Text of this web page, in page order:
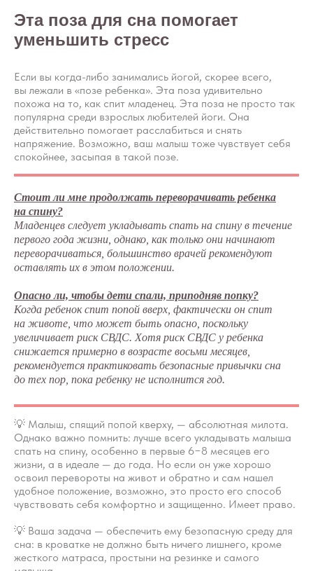
Эта поза для сна помогает
уменьшить стресс
Если вы когда-либо занимались йогой, скорее всего,
вы лежали в «позе ребенка». Эта поза удивительно
похожа на то, как спит младенец. Эта поза не просто так
популярна среди взрослых любителей йоги. Она
действительно помогает расслабиться и снять
напряжение. Возможно, ваш малыш тоже чувствует себя
спокойнее, засыпая в такой позе.
Стоит ли мне продолжать переворачивать ребенка
на спину?
Младенцев следует укладывать спать на спину в течение
первого года жизни, однако, как только они начинают
переворачиваться, большинство врачей рекомендуют
оставлять их в этом положении.
Опасно ли, чтобы дети спали, приподняв попку?
Когда ребенок спит попой вверх, фактически он спит
на животе, что может быть опасно, поскольку
увеличивает риск СВДС. Хотя риск СВДС у ребенка
снижается примерно в возрасте восьми месяцев,
рекомендуется практиковать безопасные привычки сна
до тех пор, пока ребенку не исполнится год.
💡 Малыш, спящий попой кверху, — абсолютная милота.
Однако важно помнить: лучше всего укладывать малыша
спать на спину, особенно в первые 6−8 месяцев его
жизни, а в идеале — до года. Но если он уже хорошо
освоил перевороты на живот и обратно и сам нашел
удобное положение, возможно, это просто его способ
чувствовать себя комфортно и защищенно. Имеет право.
💡 Ваша задача — обеспечить ему безопасную среду для
сна: в кроватке не должно быть ничего лишнего, кроме
жесткого матраса, простыни на резинке и самого
Научитесь
дня самостоятельно
Как сформировать подходящий
ребёнку по возрасту режим сна
и бодрствования. А также о
том, как установить простые и
легко следовать перед каждым
засыпанием.